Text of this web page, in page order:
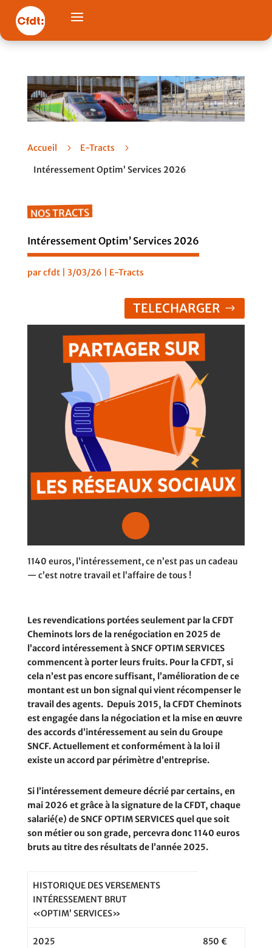
Accueil 5 E-Tracts
5
Intéressement Optim’ Services 2026
NOS TRACTS
Intéressement Optim’ Services 2026
parcfdt| 3/03/26 E-Tracts
TELECHARGER
1140 euros, l’intéressement, ce n’est pas un cadeau
— c’est notre travail et l’affaire de tous !
Les revendications portées seulement par la CFDT
Cheminots lors de la renégociation en 2025 de
l’accord intéressement à SNCF OPTIM SERVICES
commencent à porter leurs fruits. Pour la CFDT, si
cela n’est pas encore suffisant, l’amélioration de ce
montant est un bon signal qui vient récompenser le
travail des agents. Depuis 2015, la CFDT Cheminots
est engagée dans la négociation et la mise en œuvre
des accords d’intéressement au sein du Groupe
SNCF. Actuellement et conformément à la loi il
existe un accord par périmètre d’entreprise.
Si l’intéressement demeure décrié par certains, en
mai 2026 et grâce à la signature de la CFDT, chaque
salarié(e) de SNCF OPTIM SERVICES quel que soit
son métier ou son grade, percevra donc 1140 euros
bruts au titre des résultats de l’année 2025.
HISTORIQUE DES VERSEMENTS
INTÉRESSEMENT BRUT
«OPTIM’ SERVICES»
2025 850 €